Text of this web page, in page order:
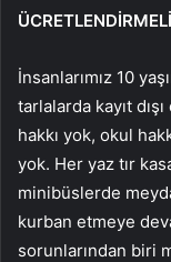
İnsanlarımız 10
tarlalarda kayıt
hakkı yok, okul
yok. Her yaz tır
minibüslerde
kurban etmeye
sorunlarından biri